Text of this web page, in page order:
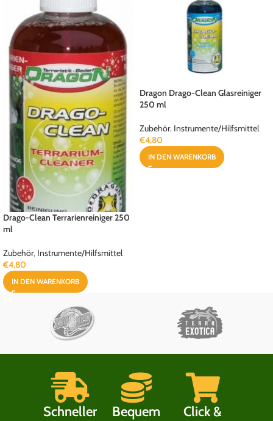
Drago-Clean Terrarienreiniger 250
ml
Zubehör, Instrumente/Hilfsmittel
€4,80
IN DEN WARENKORB
Dragon Drago-Clean Glasreiniger
250 ml
Zubehör, Instrumente/Hilfsmittel
€4,80
IN DEN WARENKORB
Schneller
Bequem
Click &